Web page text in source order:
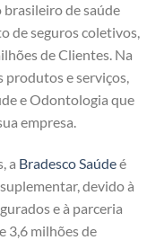
brasileiro de saúde
de seguros coletivos,
de Clientes. Na
produtos e serviços,
e Odontologia que
empresa.
a Bradesco Saúdeé
devido à
e à parceria
3,6 milhões de